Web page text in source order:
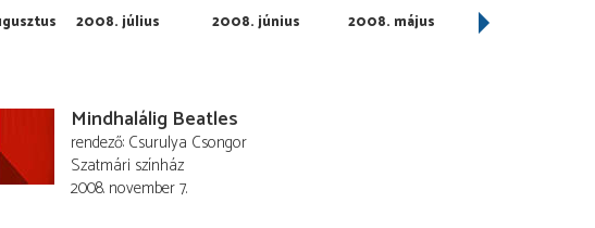
2008. július 2008. június 2008. május 2008. április
Mindhalálig Beatles
rendező Csurulya Csongor
Szatmári színház
2008. november 7.